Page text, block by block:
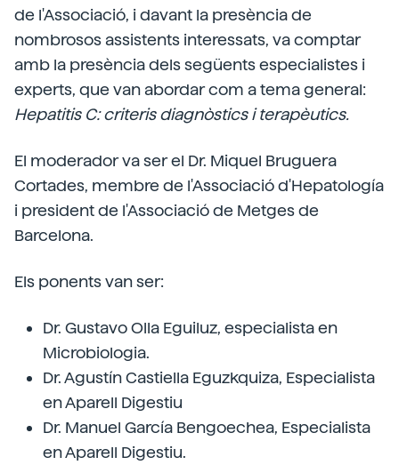
de l'Associació, i davant la presència de
nombrosos assistents interessats, va comptar
amb la presència dels següents especialistes i
experts, que van abordar com a tema general:
Hepatitis C: criteris diagnòstics i terapèutics.
El moderador va ser el Dr. Miquel Bruguera
Cortades, membre de l'Associació d'Hepatología
i president de l'Associació de Metges de
Barcelona.
Els ponents van ser:
Dr. Gustavo Olla Eguiluz, especialista en
Microbiologia.
Dr. Agustín Castiella Eguzkquiza, Especialista
en Aparell Digestiu
Dr. Manuel García Bengoechea, Especialista
en Aparell Digestiu.